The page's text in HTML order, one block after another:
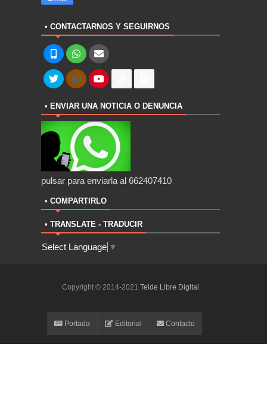
• CONTACTARNOS Y SEGUIRNOS
• ENVIAR UNA NOTICIA O DENUNCIA
pulsar para enviarla al 662407410
• COMPARTIRLO
• TRANSLATE - TRADUCIR
Select Language ▼
Copyright © 2014-2021 Telde Libre Digital
Portada Editorial Contacto